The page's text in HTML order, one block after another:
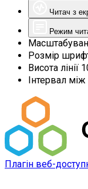
Читач з
Режим
Розмір
Висота лінії
Інтервал між
Плагін веб-